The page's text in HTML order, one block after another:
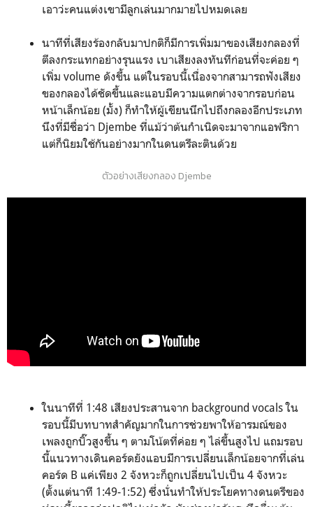
เอาว่ะคนแต่งเขามีลูกเล่นมากมายไปหมดเลย
นาทีที่เสียงร้องกลับมาปกติก็มีการเพิ่มมาของเสียงกลองที่
ตีลงกระแทกอย่างรุนแรง เบาเสียงลงทันทีก่อนที่จะค่อย ๆ
เพิ่ม volume ดังขึ้น แต่ในรอบนี้เนื่องจากสามารถฟังเสียง
ของกลองได้ชัดขึ้นและแอบมีความแตกต่างจากรอบก่อน
หน้าเล็กน้อย (มั้ง) ก็ทำให้ผู้เขียนนึกไปถึงกลองอีกประเภท
นึงที่มีชื่อว่า Djembe ที่แม้ว่าต้นกำเนิดจะมาจากแอฟริกา
แต่ก็นิยมใช้กันอย่างมากในดนตรีละตินด้วย
ตัวอย่างเสียงกลอง Djembe
ในนาทีที่ 1:48 เสียงประสานจาก background vocals ใน
รอบนี้มีบทบาทสำคัญมากในการช่วยพาให้อารมณ์ของ
เพลงถูกบิ๊วสูงขึ้น ๆ ตามโน้ตที่ค่อย ๆ ไล่ขึ้นสูงไป แถมรอบ
นี้แนวทางเดินคอร์ดยังแอบมีการเปลี่ยนเล็กน้อยจากที่เล่น
คอร์ด B แค่เพียง 2 จังหวะก็ถูกเปลี่ยนไปเป็น 4 จังหวะ
(ตั้งแต่นาที 1:49-1:52) ซึ่งนั่นทำให้ประโยคทางดนตรีของ